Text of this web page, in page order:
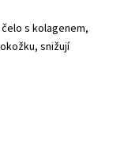
s kolagenem,
snižují